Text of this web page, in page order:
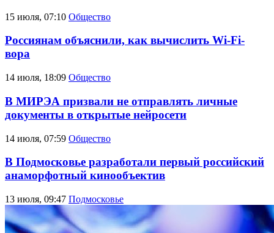
15 июля, 07:10 Общество
Россиянам объяснили, как вычислить Wi-Fi-
вора
14 июля, 18:09 Общество
В МИРЭА призвали не отправлять личные
документы в открытые нейросети
14 июля, 07:59 Общество
В Подмосковье разработали первый российский
анаморфотный кинообъектив
13 июля, 09:47 Подмосковье